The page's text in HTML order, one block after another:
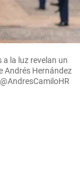
la luz revelan un
Andrés Hernández